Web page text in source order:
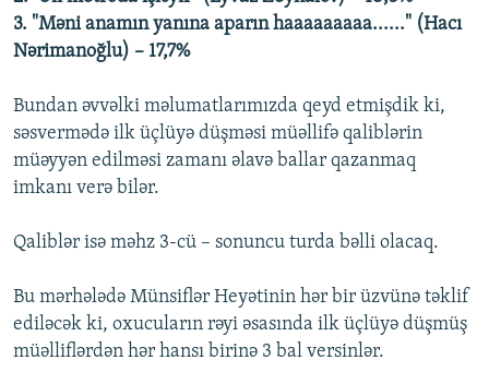
3. "Məni anamın yanına aparın haaaaaaaaa......" (Hacı
Nərimanoğlu) – 17,7%
Bundan əvvəlki məlumatlarımızda qeyd etmişdik ki,
səsvermədə ilk üçlüyə düşməsi müəllifə qaliblərin
müəyyən edilməsi zamanı əlavə ballar qazanmaq
imkanı verə bilər.
Qaliblər isə məhz 3-cü – sonuncu turda bəlli olacaq.
Bu mərhələdə Münsiflər Heyətinin hər bir üzvünə təklif
ediləcək ki, oxucuların rəyi əsasında ilk üçlüyə düşmüş
müəlliflərdən hər hansı birinə 3 bal versinlər.